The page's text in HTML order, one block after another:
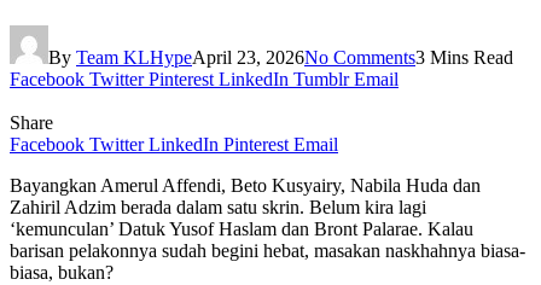
By Team KLHypeApril 23, 2026No Comments3 Mins Read
Facebook Twitter Pinterest LinkedIn Tumblr Email
Share
Facebook Twitter LinkedIn Pinterest Email
Bayangkan Amerul Affendi, Beto Kusyairy, Nabila Huda dan
Zahiril Adzim berada dalam satu skrin. Belum kira lagi
‘kemunculan’ Datuk Yusof Haslam dan Bront Palarae. Kalau
barisan pelakonnya sudah begini hebat, masakan naskhahnya biasa-
biasa, bukan?